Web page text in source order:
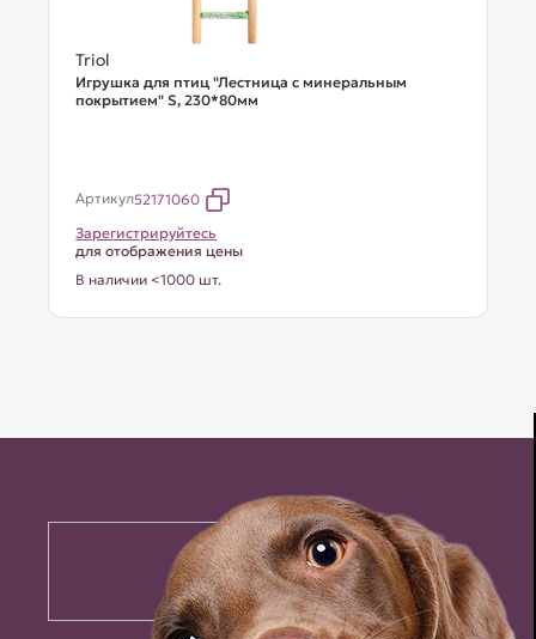
Triol
Игрушка для птиц "Лестница с минеральным
покрытием" S, 230*80мм
Артикул52171060
Зарегистрируйтесь
для отображения цены
В наличии <1000 шт.